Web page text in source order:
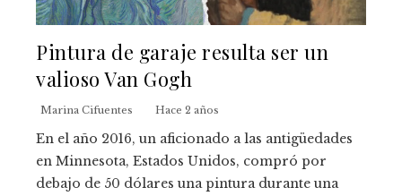
Pintura de garaje resulta ser un
valioso Van Gogh
Marina Cifuentes Hace 2 años
En el año 2016, un aficionado a las antigüedades
en Minnesota, Estados Unidos, compró por
debajo de 50 dólares una pintura durante una